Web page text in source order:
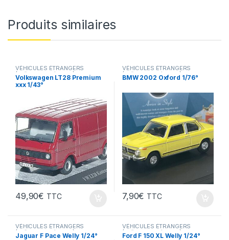
Produits similaires
VÉHICULES ÉTRANGERS
(voitures,camions ...)
Volkswagen LT28 Premium
xxx 1/43°
49,90€ TTC
VÉHICULES ÉTRANGERS
(voitures,camions ...)
BMW 2002 Oxford 1/76°
7,90€ TTC
VÉHICULES ÉTRANGERS
(voitures,camions ...)
Jaguar F Pace Welly 1/24°
VÉHICULES ÉTRANGERS
(voitures,camions ...)
Ford F 150 XL Welly 1/24°